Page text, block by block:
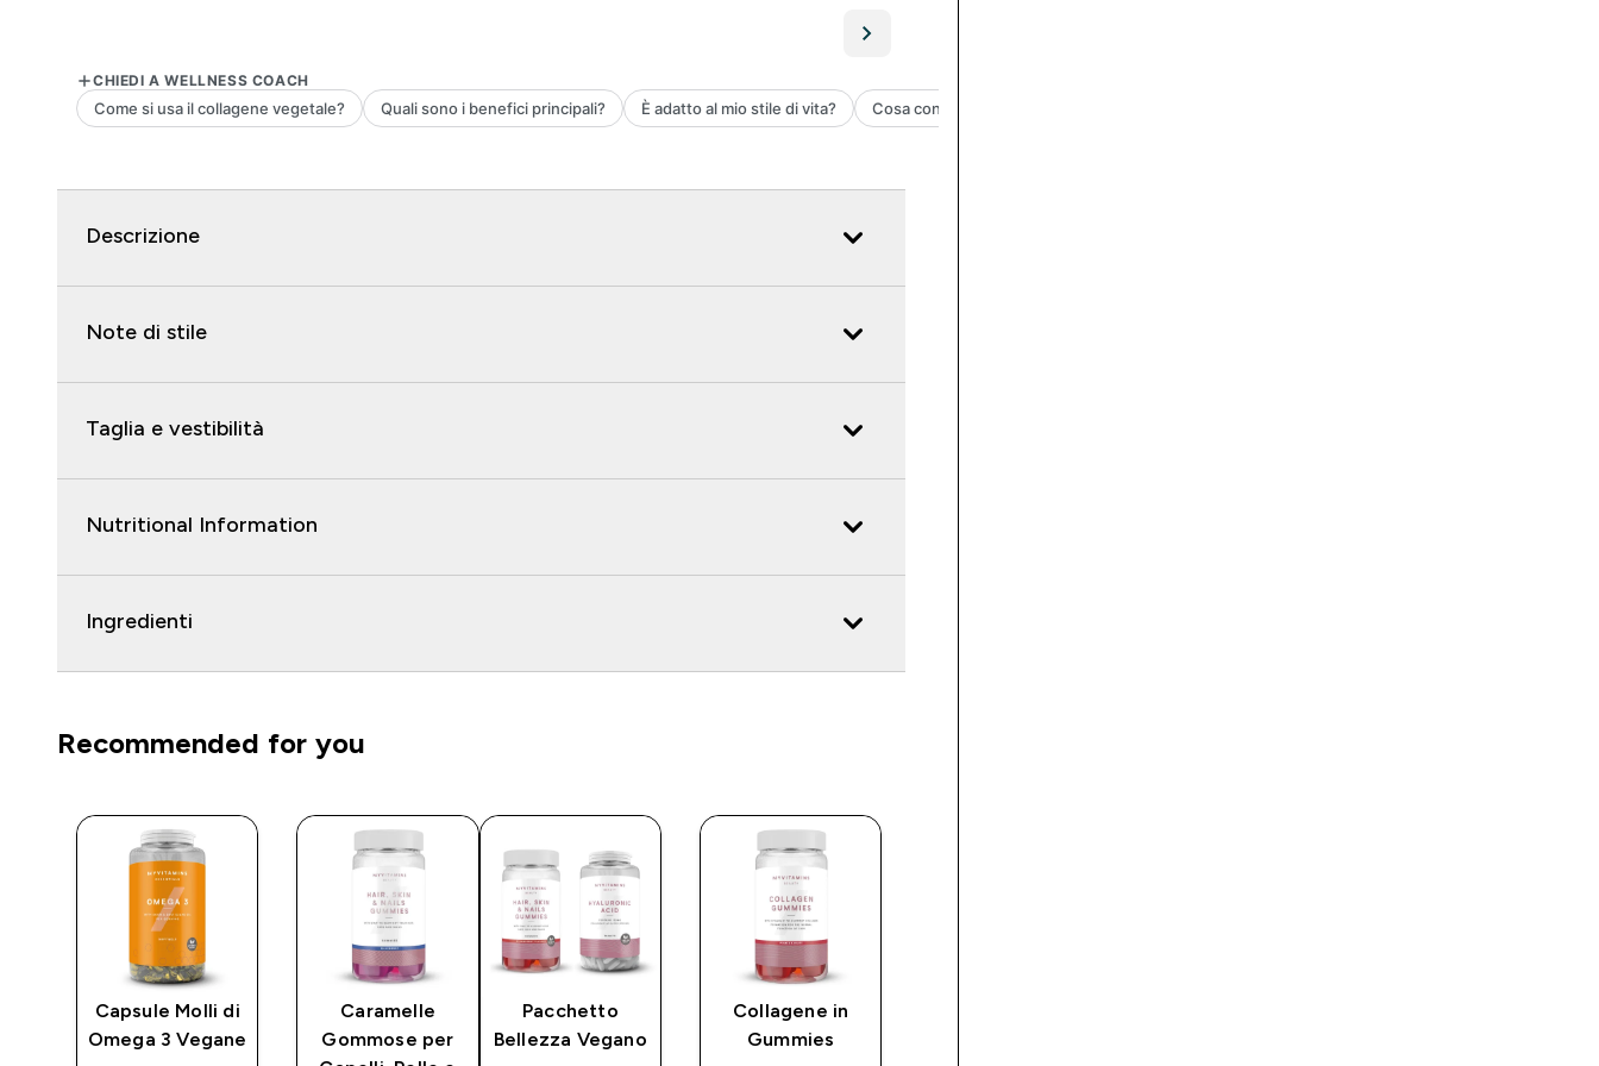
Descrizione
Note di stile
Taglia e vestibilità
Nutritional Information
Ingredienti
Recommended for you
Capsule Molli di
Omega 3 Vegane
Caramelle
Gommose per
Pacchetto
Bellezza Vegano
Collagene in
Gummies